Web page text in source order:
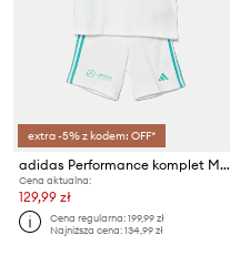
extra -5% z kodem: OFF*
adidas Performance komplet MER DNA
Cena aktualna:
129,99 zł
Cena regularna:199,99 zł
Najniższa cena:134,99 zł